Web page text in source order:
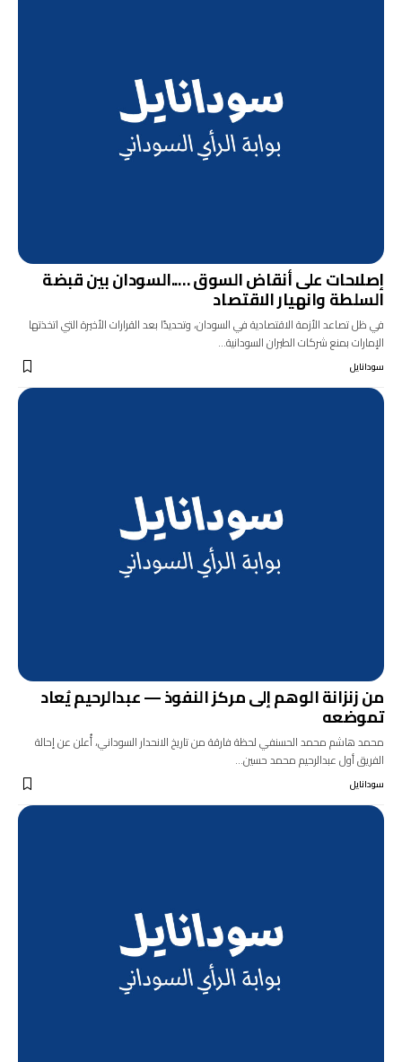
إصلاحات على أنقاض السوق …..السودان بين قبضة
السلطة وانهيار الاقتصاد
في ظل تصاعد الأزمة الاقتصادية في السودان، وتحديدًا بعد القرارات الأخيرة التي اتخذتها
الإمارات بمنع شركات الطيران السودانية…
سودانايل
من زنزانة الوهم إلى مركز النفوذ — عبدالرحيم يُعاد
تموضعه
محمد هاشم محمد الحسنفي لحظة فارقة من تاريخ الانحدار السوداني، أُعلن عن إحالة
الفريق أول عبدالرحيم محمد حسين…
سودانايل